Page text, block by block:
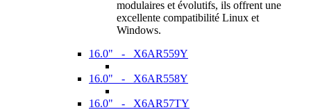
modulaires et évolutifs, ils offrent une
excellente compatibilité Linux et
Windows.
16.0" - X6AR559Y
16.0" - X6AR558Y
16.0" - X6AR57TY